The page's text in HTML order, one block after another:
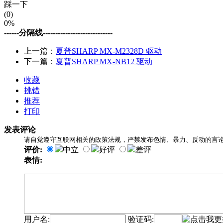
踩一下
(0)
0%
------分隔线----------------------------
上一篇： 夏普SHARP MX-M2328D 驱动
下一篇： 夏普SHARP MX-NB12 驱动
收藏
挑错
推荐
打印
发表评论
请自觉遵守互联网相关的政策法规，严禁发布色情、暴力、反动的言论
评价: 中立 好评
差评
表情:
用户名: 验证码: